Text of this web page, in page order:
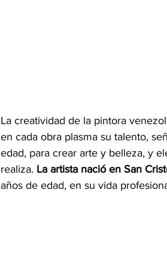
La creatividad de la pintora
en cada obra plasma su talento,
edad, para crear arte y belleza, y
realiza. La artista nació en San
años de edad, en su vida